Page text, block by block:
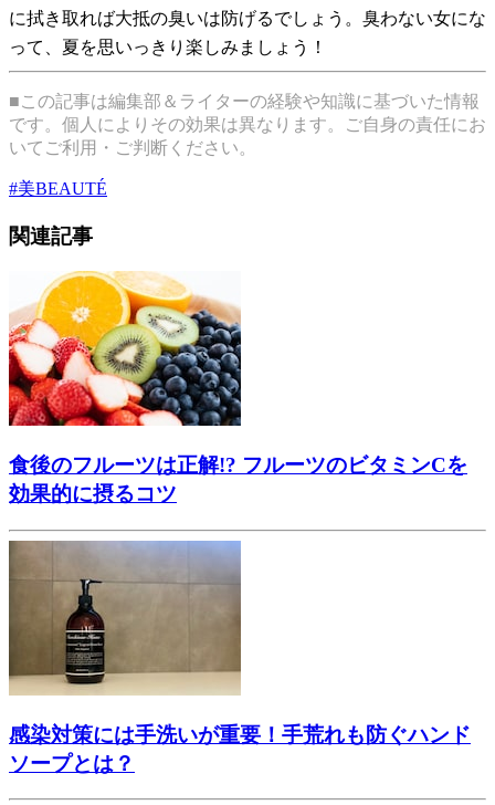
に拭き取れば大抵の臭いは防げるでしょう。臭わない女にな
って、夏を思いっきり楽しみましょう！
■この記事は編集部＆ライターの経験や知識に基づいた情報
です。個人によりその効果は異なります。ご自身の責任にお
いてご利用・ご判断ください。
#美BEAUTÉ
関連記事
食後のフルーツは正解!? フルーツのビタミンCを
効果的に摂るコツ
感染対策には手洗いが重要！手荒れも防ぐハンド
ソープとは？